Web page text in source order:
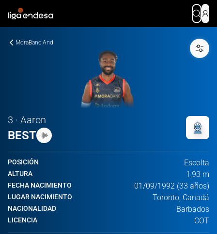
MoraBanc And
3 · Aaron
BEST
POSICIÓN Escolta
ALTURA 1,93 m
FECHA NACIMIENTO 01/09/1992 (33 años)
LUGAR NACIMIENTO Toronto, Canadá
NACIONALIDAD Barbados
LICENCIA COT